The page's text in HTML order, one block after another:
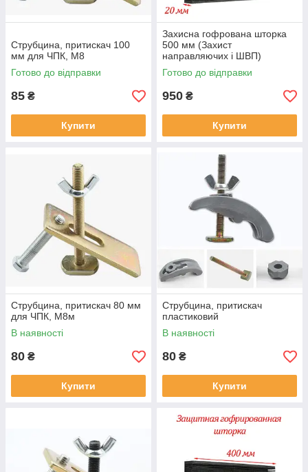
Струбцина, притискач 100
мм для ЧПК, М8
Готово до відправки
85 ₴
Купити
Захисна гофрована шторка
500 мм (Захист
направляючих і ШВП)
Готово до відправки
950 ₴
Купити
Струбцина, притискач 80 мм
для ЧПК, М8м
В наявності
80 ₴
Купити
Струбцина, притискач
пластиковий
В наявності
80 ₴
Купити